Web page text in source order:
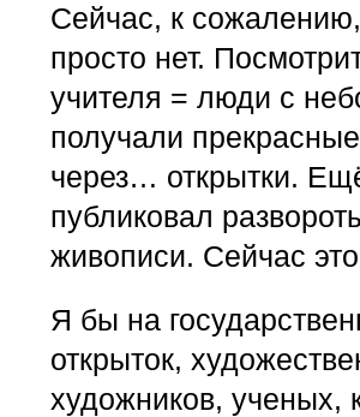
Сейчас, к
просто нет.
учителя = люди с
получали
через… открытки.
публиковал
живописи. Сейчас
Я бы на
открыток,
художников, ученых,